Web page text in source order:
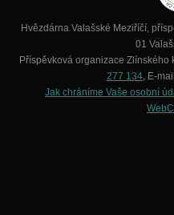
Hvězdárna Valašské Meziříčí,
01
Příspěvková organizace Zlínského
277 134, E-
Jak chráníme Vaše osobní